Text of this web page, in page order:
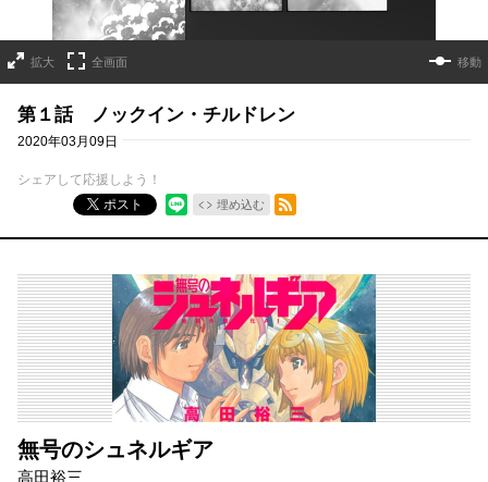
拡大 全画面 移動
第１話 ノックイン・チルドレン
2020年03月09日
シェアして応援しよう！
ポスト
埋め込む
RSSフィード
無号のシュネルギア
高田裕三